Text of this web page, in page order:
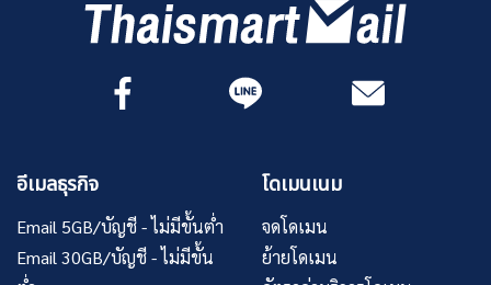
อีเมลธุรกิจ
Email 5GB/บัญชี - ไม่มีขั้นต่ำ
Email 30GB/บัญชี - ไม่มีขั้น
โดเมนเนม
จดโดเมน
ย้ายโดเมน